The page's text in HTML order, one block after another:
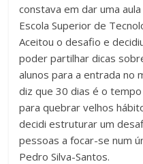
constava em dar uma
Escola Superior de
Aceitou o desafio e
poder partilhar dicas
alunos para a entrada no
diz que 30 dias é o
para quebrar velhos
decidi estruturar um
pessoas a focar-se num
Pedro Silva-Santos.